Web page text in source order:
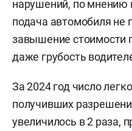
нарушений, по мнению
подача автомобиля не
завышение стоимости
даже грубость
За 2024 год число
получивших
увеличилось в 2 раза,